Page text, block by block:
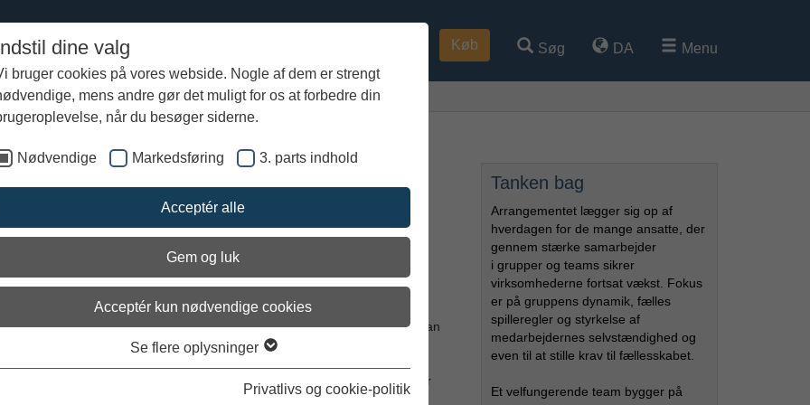
dine valg
bruger cookies på vores webside. Nogle af dem er strengt
mens andre gør det muligt for os at forbedre din
når du besøger siderne.
Nødvendige Markedsføring 3. parts indhold
Acceptér alle
Gem og luk
Acceptér kun nødvendige cookies
Se flere oplysninger
Privatlivs og cookie-politik
Køb Søg DA Menu
- 'Vikingehandel'
på Vikingeskibsmuseet
der styrker teamsamarbejdet - og din virksomhed!
silke, tømmer og tovværk. Vikingerne blev rige ved at være dygtige
- kan jeres virksomhed gøre dem kunsten efter?
er en kompleks teamudviklingsaktivitet, hvor holdene er hinandens
i vikingetidens handelliv, dog er spillet så raffineret, at opgaven ikke kan
samarbejde holdene imellem.
fast rute eller markeret start- eller mållinje: Al initiativ og handling ligger
og når de begynder at få forståelsen for spillets dynamik, begynder
Tanken bag
Arrangementet lægger sig op af
hverdagen for de mange ansatte, der
gennem stærke samarbejder
i grupper og teams sikrer
virksomhederne fortsat vækst. Fokus
er på gruppens dynamik, fælles
spilleregler og styrkelse af
medarbejdernes selvstændighed og
even til at stille krav til fællesskabet.
Et velfungerende team bygger på